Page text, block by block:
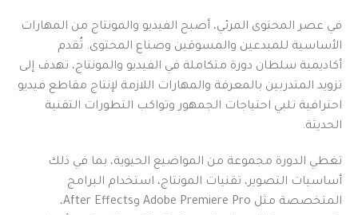
في عصر المحتوى المرئي، أصبح الفيديو والمونتاج من المهارات
الأساسية للمبدعين والمسوقين وصناع المحتوى. تُقدم
أكاديمية سلطان دورة متكاملة في الفيديو والمونتاج، تهدف إلى
تزويد المتدربين بالمعرفة والمهارات اللازمة لإنتاج مقاطع فيديو
احترافية تلبي احتياجات الجمهور وتواكب التطورات التقنية
الحديثة.
تغطي الدورة مجموعة من المواضيع الحيوية، بما في ذلك
أساسيات التصوير، تقنيات المونتاج، استخدام البرامج
المتخصصة مثل Adobe Premiere Pro وAfter Effects،